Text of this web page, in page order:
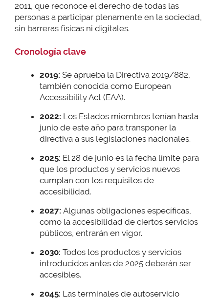
2011, que reconoce el derecho de todas las
personas a participar plenamente en la sociedad,
sin barreras físicas ni digitales.
Cronología clave
2019: Se aprueba la Directiva 2019/882,
también conocida como European
Accessibility Act (EAA).
2022: Los Estados miembros tenían hasta
junio de este año para transponer la
directiva a sus legislaciones nacionales.
2025: El 28 de junio es la fecha límite para
que los productos y servicios nuevos
cumplan con los requisitos de
accesibilidad.
2027: Algunas obligaciones específicas,
como la accesibilidad de ciertos servicios
públicos, entrarán en vigor.
2030: Todos los productos y servicios
introducidos antes de 2025 deberán ser
accesibles.
2045: Las terminales de autoservicio